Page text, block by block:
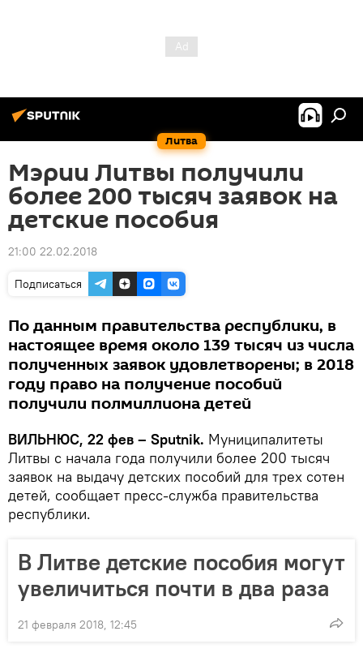
Литва
Мэрии Литвы получили
более 200 тысяч заявок на
детские пособия
21:00 22.02.2018
Подписаться
По данным правительства республики, в
настоящее время около 139 тысяч из числа
полученных заявок удовлетворены; в 2018
году право на получение пособий
получили полмиллиона детей
ВИЛЬНЮС, 22 фев – Sputnik. Муниципалитеты
Литвы с начала года получили более 200 тысяч
заявок на выдачу детских пособий для трех сотен
детей, сообщает пресс-служба правительства
республики.
В Литве детские пособия могут
увеличиться почти в два раза
21 февраля 2018, 12:45